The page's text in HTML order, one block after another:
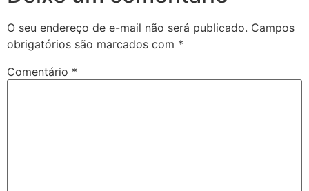
O seu endereço de e-mail não será publicado. Campos
obrigatórios são marcados com *
Comentário *